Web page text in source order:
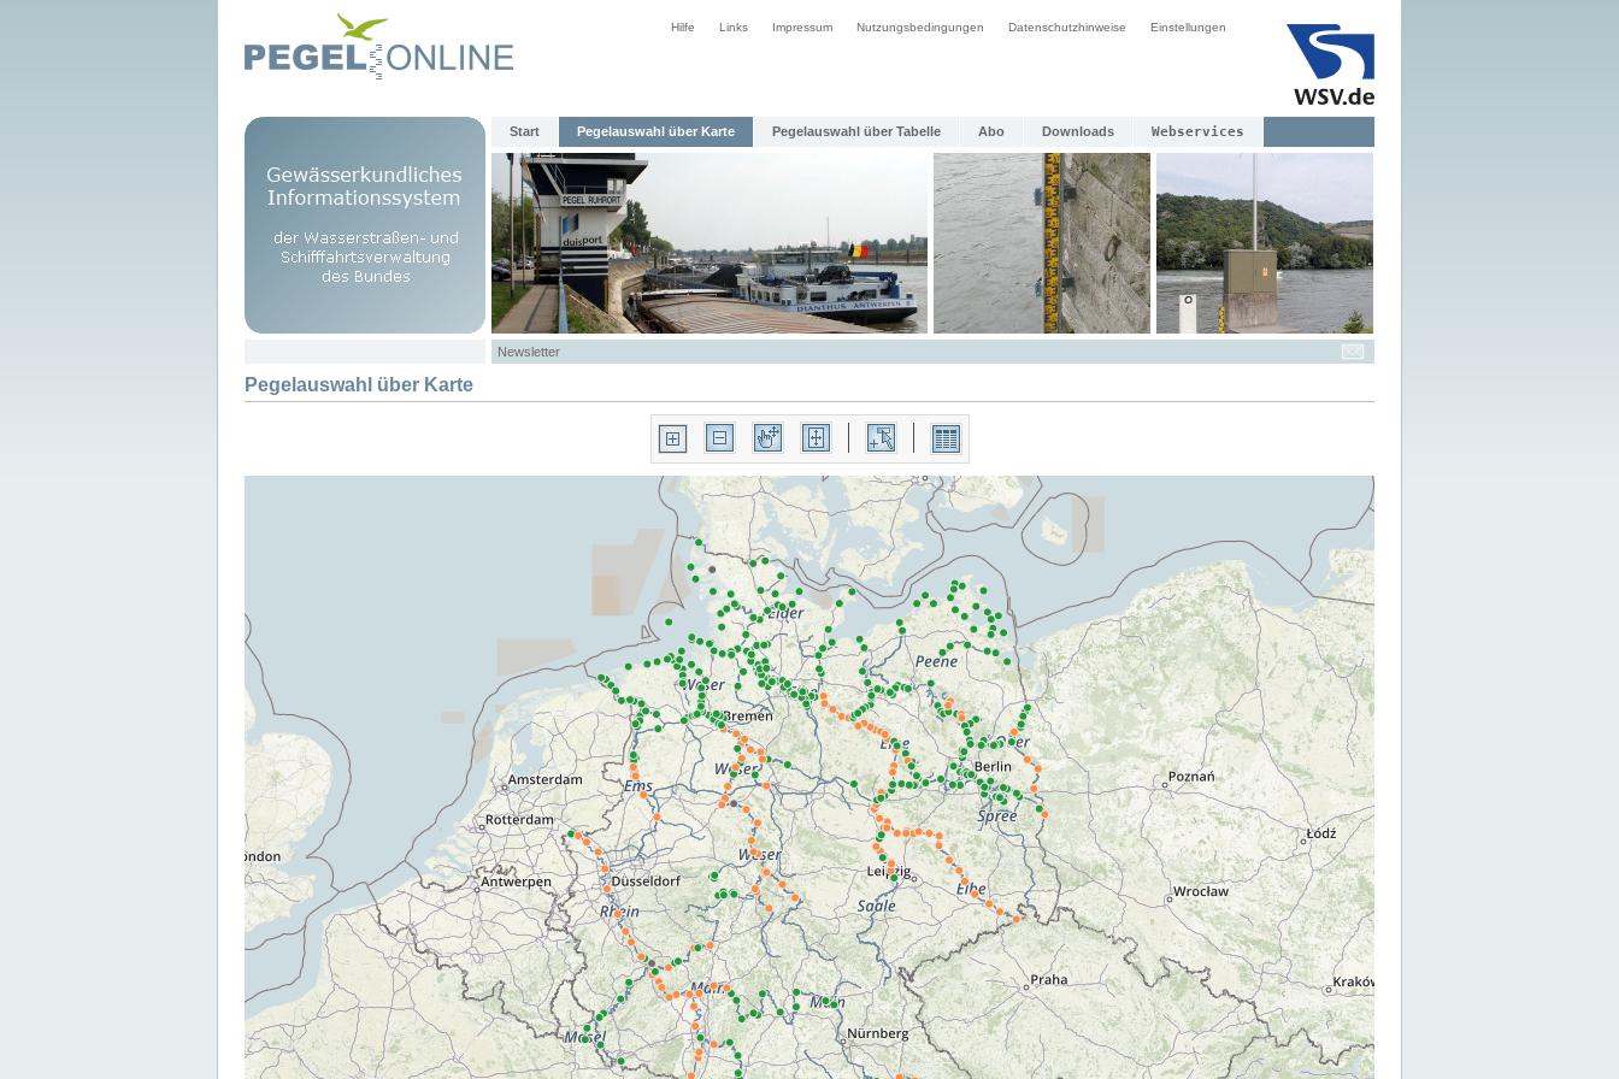
Hilfe Links Impressum Nutzungsbedingungen Datenschutzhinweise Einstellungen
Start Pegelauswahl über Karte Pegelauswahl über Tabelle Abo Downloads Webservices
Newsletter
Pegelauswahl über Karte